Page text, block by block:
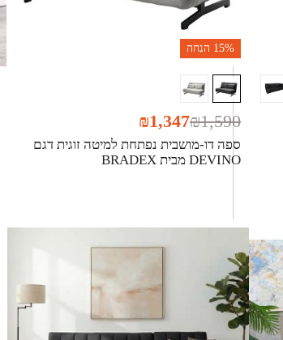
15% הנחה
ספה דו-מושבית נפתחת למיטה זוגית דגם
DEVINO מבית BRADEX
₪1,590
₪1,347